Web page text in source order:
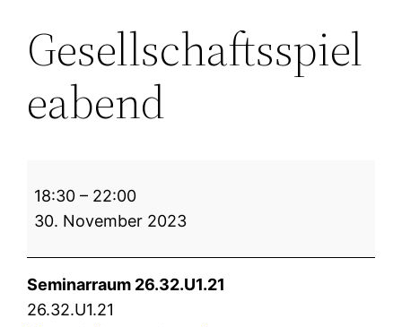
Gesellschaftsspiel
eabend
18:30 – 22:00
30. November 2023
Seminarraum 26.32.U1.21
26.32.U1.21